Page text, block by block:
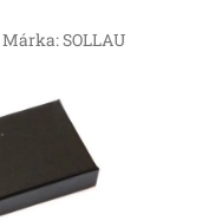
Márka:SOLLAU